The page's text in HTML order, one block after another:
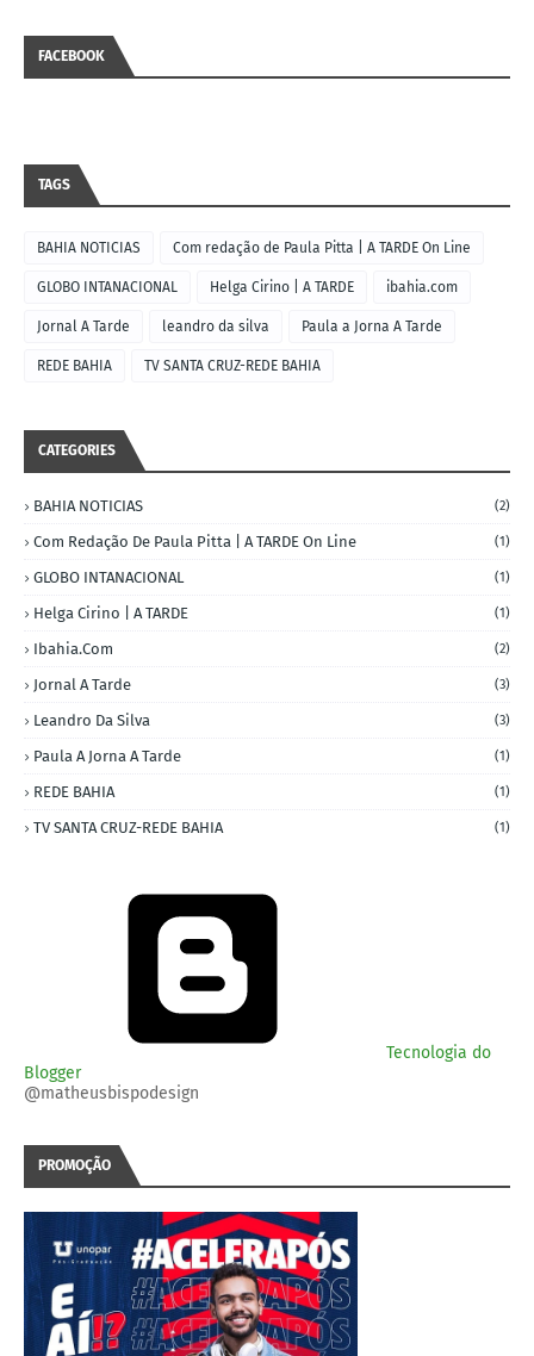
FACEBOOK
TAGS
BAHIA NOTICIAS Com redação de Paula Pitta | A TARDE On Line
GLOBO INTANACIONAL Helga Cirino | A TARDE ibahia.com
Jornal A Tarde leandro da silva Paula a Jorna A Tarde
REDE BAHIA TV SANTA CRUZ-REDE BAHIA
CATEGORIES
BAHIA NOTICIAS (2)
Com Redação De Paula Pitta | A TARDE On Line (1)
GLOBO INTANACIONAL (1)
Helga Cirino | A TARDE (1)
Ibahia.com (2)
Jornal A Tarde (3)
Leandro Da Silva (3)
Paula A Jorna A Tarde (1)
REDE BAHIA (1)
TV SANTA CRUZ-REDE BAHIA (1)
Tecnologia do
Blogger
@matheusbispodesign
PROMOÇÃO